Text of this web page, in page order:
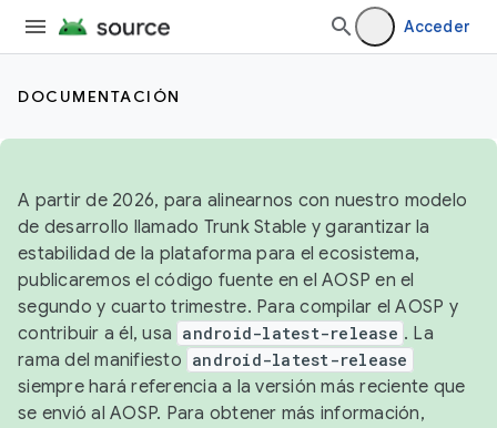
Acceder
DOCUMENTACIÓN
A partir de 2026, para alinearnos con nuestro modelo
de desarrollo llamado Trunk Stable y garantizar la
estabilidad de la plataforma para el ecosistema,
publicaremos el código fuente en el AOSP en el
segundo y cuarto trimestre. Para compilar el AOSP y
contribuir a él, usa android-latest-release . La
rama del manifiesto android-latest-release
siempre hará referencia a la versión más reciente que
se envió al AOSP. Para obtener más información,